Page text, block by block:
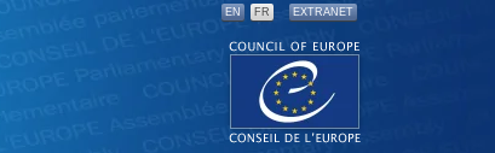
EN FR EXTRANET